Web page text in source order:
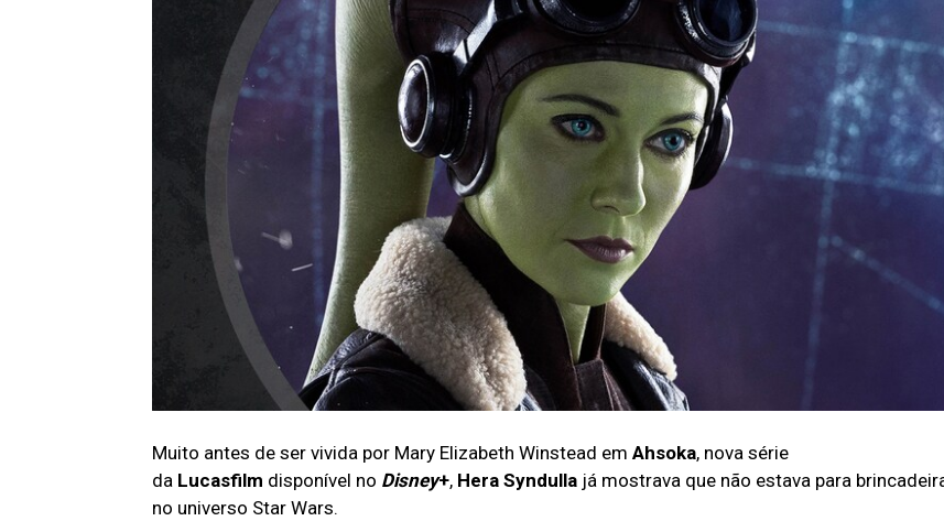
Muito antes de ser vivida por Mary Elizabeth Winstead em Ahsoka, nova série
da Lucasfilm disponível no Disney+, Hera Syndulla já mostrava que não estava para
no universo Star Wars.